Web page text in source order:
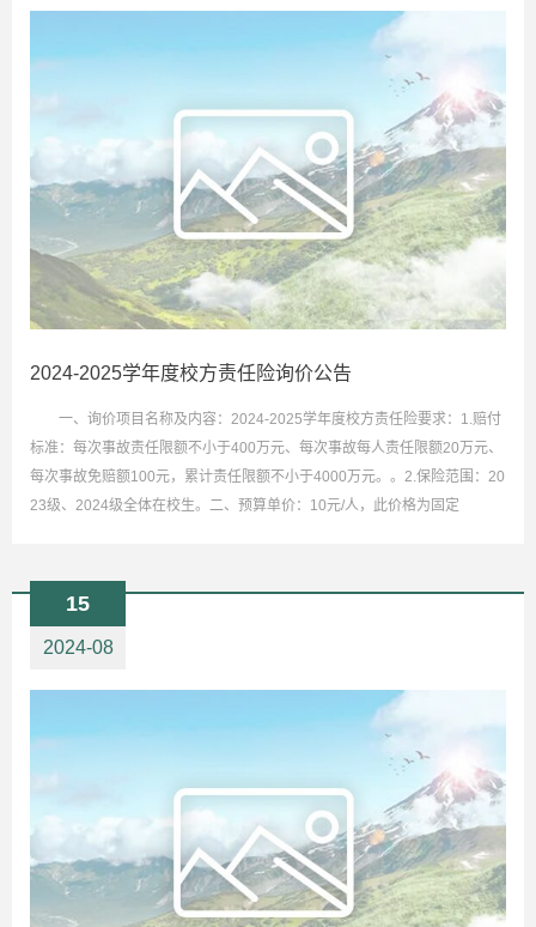
2024-2025学年度校方责任险询价公告
一、询价项目名称及内容：2024-2025学年度校方责任险要求：1.赔付
标准：每次事故责任限额不小于400万元、每次事故每人责任限额20万元、
每次事故免赔额100元，累计责任限额不小于4000万元。。2.保险范围：20
23级、2024级全体在校生。二、预算单价：10元/人，此价格为固定
15
2024-08